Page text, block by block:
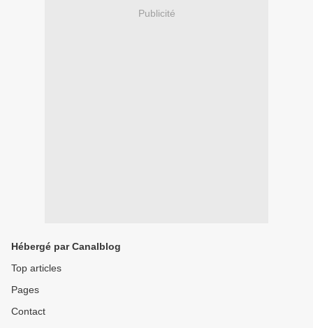
Publicité
Hébergé par Canalblog
Top articles
Pages
Contact